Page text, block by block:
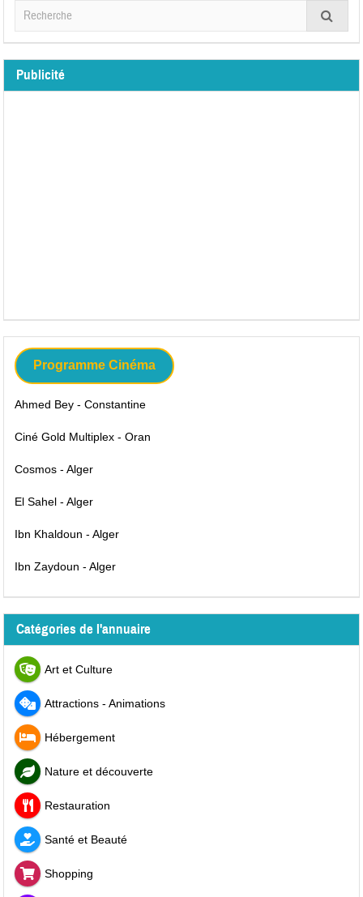
Publicité
Programme Cinéma
Ahmed Bey - Constantine
Ciné Gold Multiplex - Oran
Cosmos - Alger
El Sahel - Alger
Ibn Khaldoun - Alger
Ibn Zaydoun - Alger
Catégories de l'annuaire
Art et Culture
Attractions - Animations
Hébergement
Nature et découverte
Restauration
Santé et Beauté
Shopping